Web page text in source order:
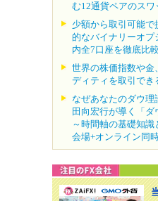
む12通貨ペアのスワ
少額から取引可能で
的なバイナリーオプ
内全7口座を徹底比較
世界の株価指数や金
ディティを取引でき
なぜあなたのダウ理
田向宏行が導く「ダ
～時間軸の基礎知識
会場+オンライン同時